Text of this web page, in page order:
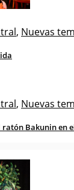
, Nuevas
, Nuevas
ratón Bakunin en